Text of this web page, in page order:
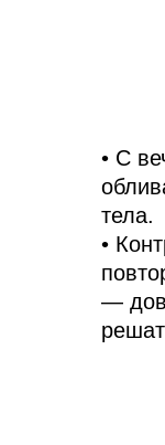
• С
тела.
•
—